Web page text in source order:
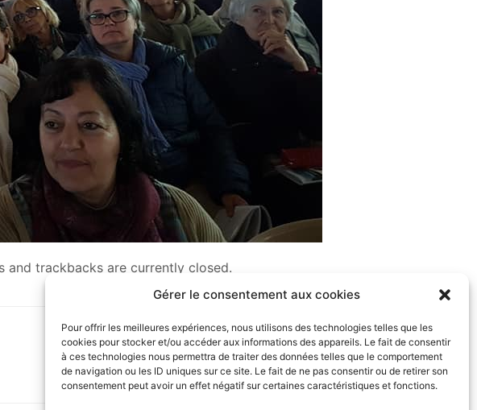
Gérer le consentement aux cookies
Pour offrir les meilleures expériences, nous utilisons des technologies telles que les
cookies pour stocker et/ou accéder aux informations des appareils. Le fait de consentir
à ces technologies nous permettra de traiter des données telles que le comportement
de navigation ou les ID uniques sur ce site. Le fait de ne pas consentir ou de retirer son
consentement peut avoir un effet négatif sur certaines caractéristiques et fonctions.
and trackbacks are currently closed.